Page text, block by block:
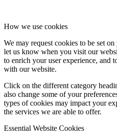
How we use cookies
We may request cookies to be set
let us know when you visit our
to enrich your user experience, and
with our website.
Click on the different category
also change some of your
types of cookies may impact your
the services we are able to offer.
Essential Website Cookies